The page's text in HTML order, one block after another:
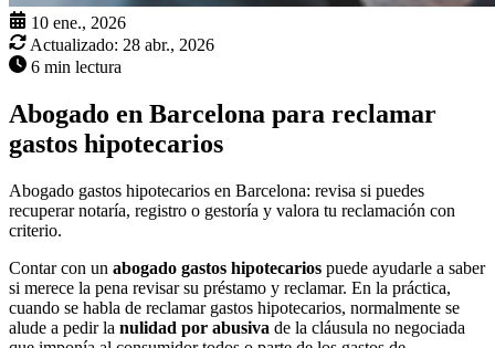
10 ene., 2026
Actualizado: 28 abr., 2026
6 min lectura
Abogado en Barcelona para reclamar
gastos hipotecarios
Abogado gastos hipotecarios en Barcelona: revisa si puedes
recuperar notaría, registro o gestoría y valora tu reclamación con
criterio.
Contar con un abogado gastos hipotecarios puede ayudarle a saber
si merece la pena revisar su préstamo y reclamar. En la práctica,
cuando se habla de reclamar gastos hipotecarios, normalmente se
alude a pedir la nulidad por abusiva de la cláusula no negociada